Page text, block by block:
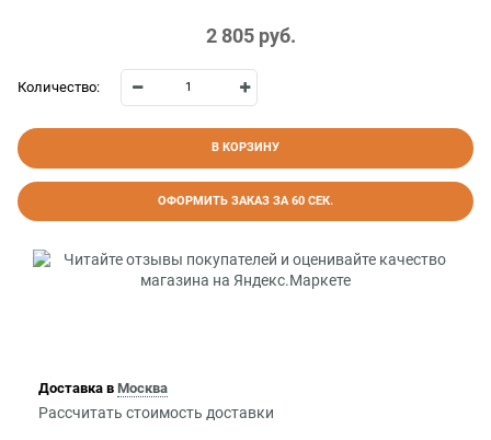
2 805 руб.
Количество:
В КОРЗИНУ
ОФОРМИТЬ ЗАКАЗ ЗА 60 СЕК.
Доставка в Москва
Рассчитать стоимость доставки